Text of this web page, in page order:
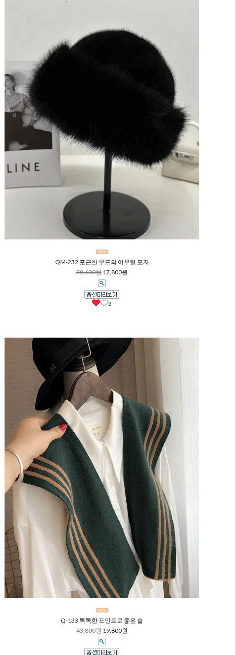
QM-232 포근한 무드의 여우털 모자
38,600원 17,800원
3
Q-133 톡톡한 포인트로 좋은 숄
43,800원 19,800원